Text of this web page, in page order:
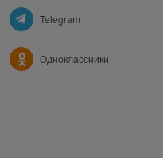
Telegram
Одноклассники